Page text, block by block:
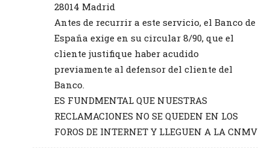
28014 Madrid
Antes de recurrir a este servicio, el Banco de
España exige en su circular 8/90, que el
cliente justifique haber acudido
previamente al defensor del cliente del
Banco.
ES FUNDMENTAL QUE NUESTRAS
RECLAMACIONES NO SE QUEDEN EN LOS
FOROS DE INTERNET Y LLEGUEN A LA CNMV